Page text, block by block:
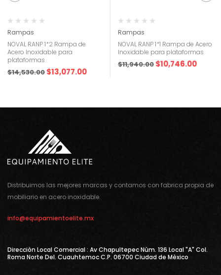
Rampas
NOVAL RANP 1*2 Rampa de
Acero Inoxidable para
plataformas
$14,530.00 $13,077.00
Rampas
NOVAL RANP 1*1 Rampa de Acero
Inoxidable para plataformas
$11,940.00 $10,746.00
Distribuimos las mejores marcas y contamos con fabrica propia de
mobiliario en acero inoxidable.
info@equipamientoelite.mx
Direcciòn Local Comercial : Av Chapultepec Nùm. 136 Local "A" Col.
Roma Norte Del. Cuauhtemoc C.P. 06700 Ciudad de Mèxico